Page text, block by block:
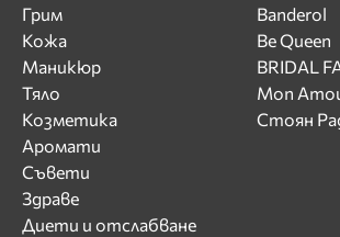
Грим
Кожа
Маникюр
Тяло
Козметика
Аромати
Съвети
Здраве
Диети и отслабване
Banderol
Be Queen
BRIDAL
Mon
Стоян